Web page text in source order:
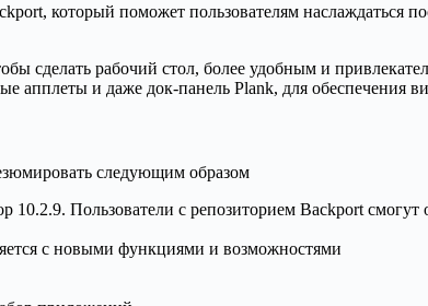
который поможет пользователям
сделать рабочий стол, более удобным и
апплеты и даже док-панель Plank, для обеспечения
следующим образом
10.2.9. Пользователи с репозиторием Backport
с новыми функциями и возможностями